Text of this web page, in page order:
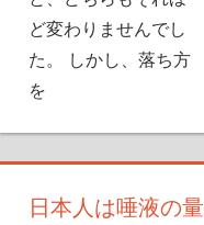
ど変わりませんでし
た。 しかし、落ち方
を
日本人は唾液の